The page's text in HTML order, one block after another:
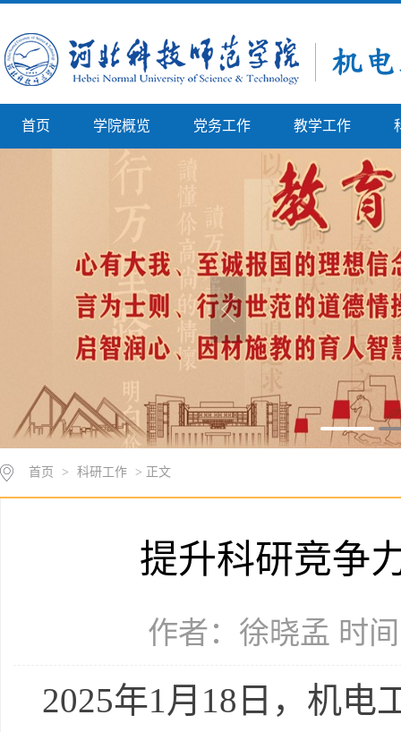
首页 学院概览 党务工作 教学工作
首页 > 科研工作 > 正文
提升科研竞争
作者：徐晓孟 时
2025年1月18日，机电